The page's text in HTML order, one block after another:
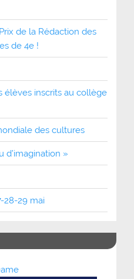
de la Rédaction des
de 4e !
élèves inscrits au collège
des cultures
d’imagination »
28-29 mai